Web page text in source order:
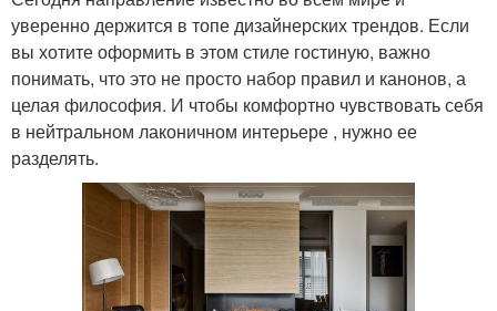
уверенно держится в топе дизайнерских трендов. Если
вы хотите оформить в этом стиле гостиную, важно
понимать, что это не просто набор правил и канонов, а
целая философия. И чтобы комфортно чувствовать себя
в нейтральном лаконичном интерьере , нужно ее
разделять.